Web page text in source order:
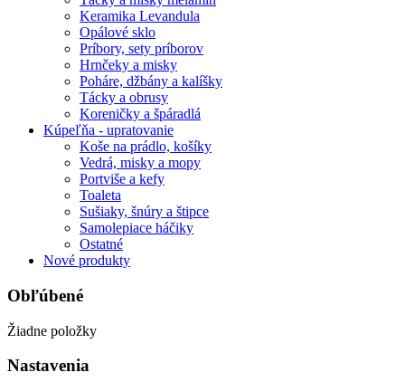
Keramika Levandula
Opálové sklo
Príbory, sety príborov
Hrnčeky a misky
Poháre, džbány a kalíšky
Tácky a obrusy
Koreničky a špáradlá
Kúpeľňa - upratovanie
Koše na prádlo, košíky
Vedrá, misky a mopy
Portviše a kefy
Toaleta
Sušiaky, šnúry a štipce
Samolepiace háčiky
Ostatné
Nové produkty
Obľúbené
Žiadne položky
Nastavenia